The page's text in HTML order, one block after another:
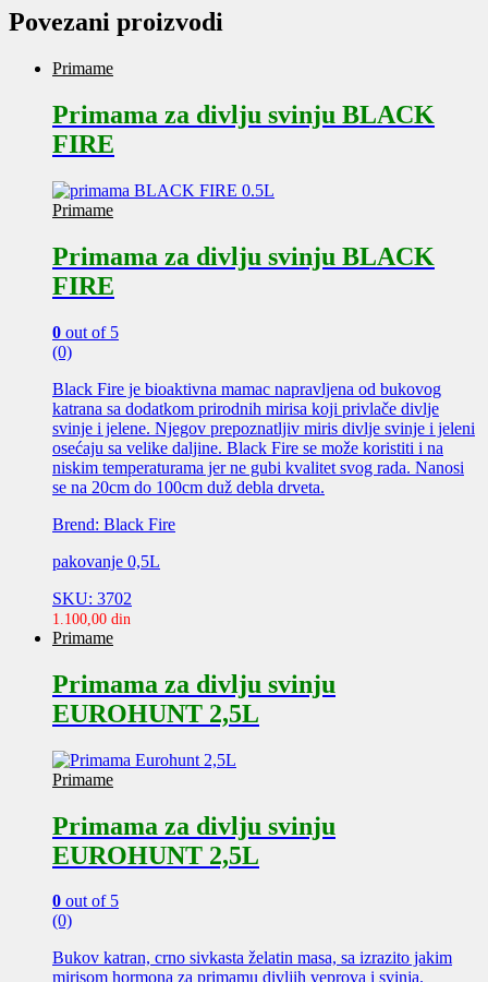
Povezani proizvodi
Primame
Primama za divlju svinju BLACK
FIRE
Primame
Primama za divlju svinju BLACK
FIRE
0 out of 5
(0)
Black Fire je bioaktivna mamac napravljena od bukovog
katrana sa dodatkom prirodnih mirisa koji privlače divlje
svinje i jelene. Njegov prepoznatljiv miris divlje svinje i jeleni
osećaju sa velike daljine. Black Fire se može koristiti i na
niskim temperaturama jer ne gubi kvalitet svog rada. Nanosi
se na 20cm do 100cm duž debla drveta.
Brend: Black Fire
pakovanje 0,5L
SKU: 3702
1.100,00 din
Primame
Primama za divlju svinju
EUROHUNT 2,5L
Primame
Primama za divlju svinju
EUROHUNT 2,5L
0 out of 5
(0)
Bukov katran, crno sivkasta želatin masa, sa izrazito jakim
mirisom hormona za primamu divljih veprova i svinja.